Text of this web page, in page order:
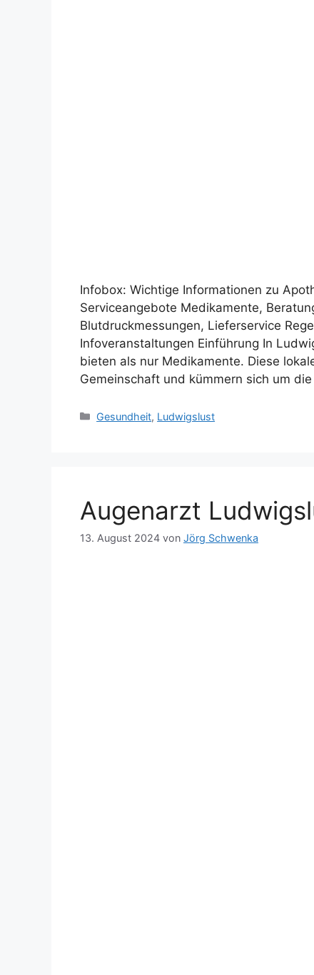
Infobox: Wichtige Informationen zu
Serviceangebote Medikamente,
Blutdruckmessungen, Lieferservice
Infoveranstaltungen Einführung In
bieten als nur Medikamente. Diese
Gemeinschaft und kümmern sich um
Kategorien
Gesundheit, Ludwigslust
Augenarzt
13. August 2024 von Jörg Schwenka